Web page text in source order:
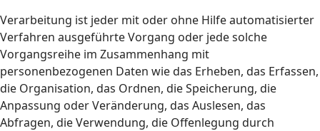
Verarbeitung ist jeder mit oder ohne Hilfe automatisierter
Verfahren ausgeführte Vorgang oder jede solche
Vorgangsreihe im Zusammenhang mit
personenbezogenen Daten wie das Erheben, das Erfassen,
die Organisation, das Ordnen, die Speicherung, die
Anpassung oder Veränderung, das Auslesen, das
Abfragen, die Verwendung, die Offenlegung durch